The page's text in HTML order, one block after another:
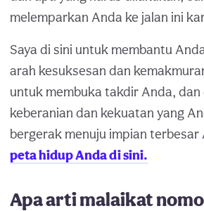
melemparkan Anda ke jalan ini
Saya di sini untuk membantu
arah kesuksesan dan
untuk membuka takdir Anda,
keberanian dan kekuatan yang
bergerak menuju impian
peta hidup Anda di sini.
Apa arti malaikat